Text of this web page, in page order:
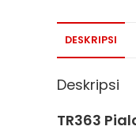
DESKRIPSI
Deskripsi
TR363